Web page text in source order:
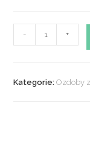
Tulipany
- +
Kategorie:Ozdoby